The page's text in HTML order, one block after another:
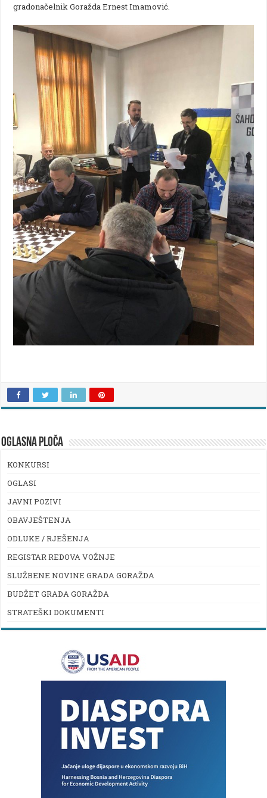
gradonačelnik Goražda Ernest Imamović.
OGLASNA PLOČA
KONKURSI
OGLASI
JAVNI POZIVI
OBAVJEŠTENJA
ODLUKE / RJEŠENJA
REGISTAR REDOVA VOŽNJE
SLUŽBENE NOVINE GRADA GORAŽDA
BUDŽET GRADA GORAŽDA
STRATEŠKI DOKUMENTI